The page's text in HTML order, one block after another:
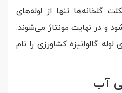
گلخانه‌ها تنها از لوله‌های
و در نهایت مونتاژ می‌شوند.
گالوانیزه کشاورزی را نام
آب